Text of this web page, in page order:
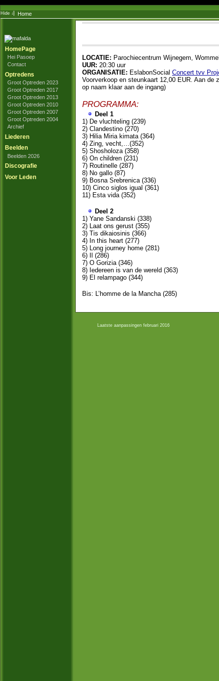
Home
HomePage
Hei Pasoep
Contact
Optredens
Groot Optreden 2023
Groot Optreden 2017
Groot Optreden 2013
Groot Optreden 2010
Groot Optreden 2007
Groot Optreden 2004
Archief
Liederen
Beelden
Beelden 2026
Discografie
Voor Leden
LOCATIE: Parochiecentrum Wijnegem,
UUR: 20:30 uur
ORGANISATIE: EslabonSocial Concert tvv
Voorverkoop en steunkaart 12,00 EUR. Aan
op naam klaar aan de ingang)
PROGRAMMA:
Deel 1
1) De vluchteling (239)
2) Clandestino (270)
3) Hilia Miria kimata (364)
4) Zing, vecht,…(352)
5) Shosholoza (358)
6) On children (231)
7) Routinelle (287)
8) No gallo (87)
9) Bosna Srebrenica (336)
10) Cinco siglos igual (361)
11) Esta vida (352)
Deel 2
1) Yane Sandanski (338)
2) Laat ons gerust (355)
3) Tis dikaiosinis (366)
4) In this heart (277)
5) Long journey home (281)
6) Il (286)
7) O Gorizia (346)
8) Iedereen is van de wereld (363)
9) El relampago (344)
Bis: L’homme de la Mancha (285)
Laatste aanpassingen februari 2016